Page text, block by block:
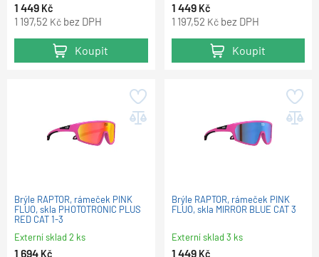
1 449 Kč
1 197,52 Kč bez DPH
Koupit
1 449 Kč
1 197,52 Kč bez DPH
Koupit
Brýle RAPTOR, rámeček PINK
FLUO, skla PHOTOTRONIC PLUS
RED CAT 1-3
Externí sklad 2 ks
1 694 Kč
Brýle RAPTOR, rámeček PINK
FLUO, skla MIRROR BLUE CAT 3
Externí sklad 3 ks
1 449 Kč